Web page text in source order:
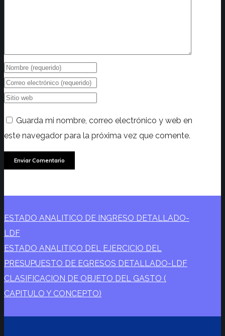
Guarda mi nombre, correo electrónico y web en
este navegador para la próxima vez que comente.
ESTADO ANALITICO DE INGRESO DETALLADO-
LDF
ESTADO ANALITICO DEL EJERCICIO DEL
PRESUPUESTO DE EGRESOS DETALLADO-LDF
CLASIFICACION DE OBJETO DEL GASTO (
CAPITULO Y CONCEPTO)